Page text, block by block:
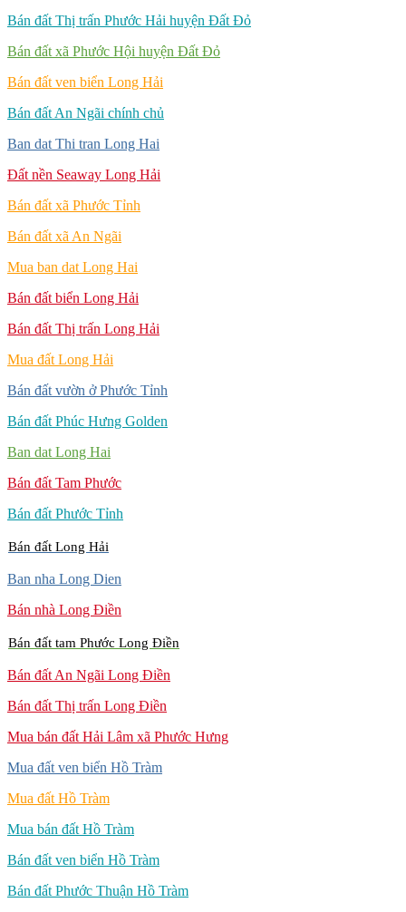
Bán đất Thị trấn Phước Hải huyện Đất Đỏ
Bán đất xã Phước Hội huyện Đất Đỏ
Bán đất ven biển Long Hải
Bán đất An Ngãi chính chủ
Ban dat Thi tran Long Hai
Đất nền Seaway Long Hải
Bán đất xã Phước Tỉnh
Bán đất xã An Ngãi
Mua ban dat Long Hai
Bán đất biển Long Hải
Bán đất Thị trấn Long Hải
Mua đất Long Hải
Bán đất vườn ở Phước Tỉnh
Bán đất Phúc Hưng Golden
Ban dat Long Hai
Bán đất Tam Phước
Bán đất Phước Tỉnh
Bán đất Long Hải
Ban nha Long Dien
Bán nhà Long Điền
Bán đất tam Phước Long Điền
Bán đất An Ngãi Long Điền
Bán đất Thị trấn Long Điền
Mua bán đất Hải Lâm xã Phước Hưng
Mua đất ven biển Hồ Tràm
Mua đất Hồ Tràm
Mua bán đất Hồ Tràm
Bán đất ven biển Hồ Tràm
Bán đất Phước Thuận Hồ Tràm